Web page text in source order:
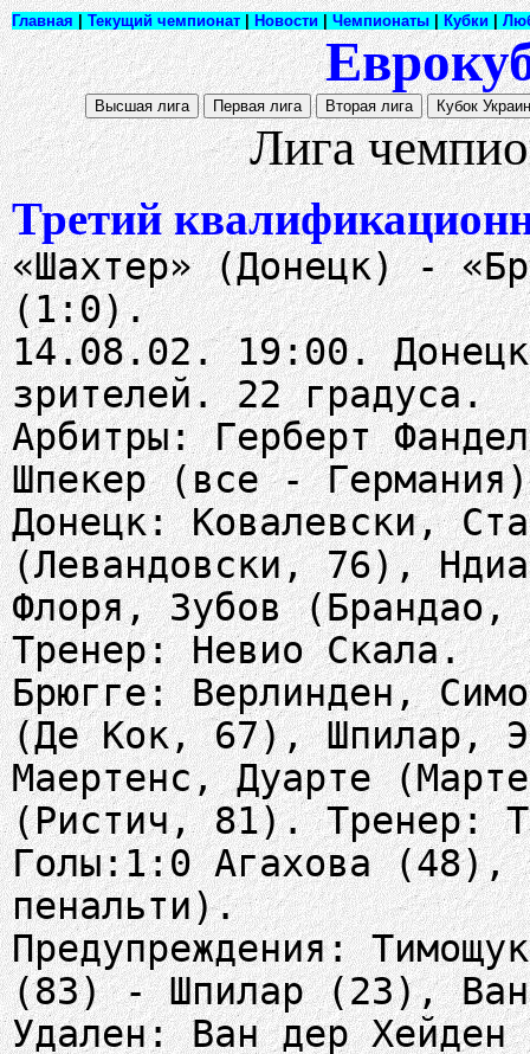
Главная Текущий чемпионат Новости Чемпионаты Кубки
Лига
Третий
«Шахтер» (Донецк) -
(1:0).
14.08.02. 19:00.
зрителей. 22 градуса.
Арбитры: Герберт
Шпекер (все -
Донецк: Ковалевски,
(Левандовски, 76),
Флоря, Зубов
Тренер: Невио Скала.
Брюгге: Верлинден,
(Де Кок, 67), Шпилар,
Маертенс, Дуарте
(Ристич, 81). Тренер:
Голы:1:0 Агахова
пенальти).
Предупреждения:
(83) - Шпилар (23),